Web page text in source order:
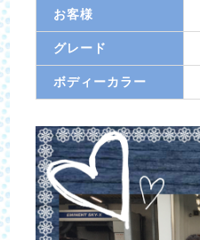
お客様
グレード
ボディーカラー